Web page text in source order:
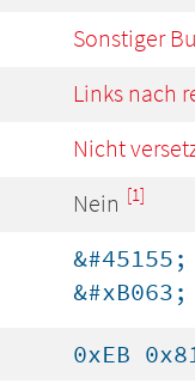
Sonstiger
Links nach
Nicht
Nein [1]
&#45155;
&#xB063;
0xEB